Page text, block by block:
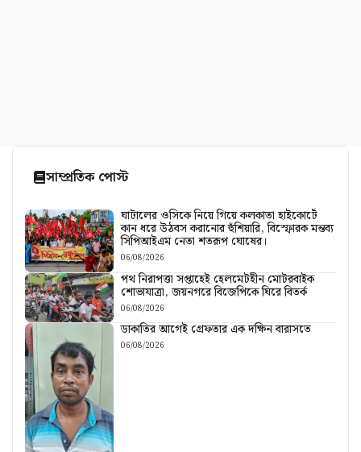
সাম্প্রতিক পোস্ট
ঘাটালের ওসিকে নিয়ে গিয়ে কলকাতা হাইকোর্টে
কান ধরে উঠবস করানোর হুঁশিয়ারি, বিস্ফোরক মন্তব্য
সিপিআইএম নেতা শতরূপ ঘোষের।
06/08/2026
পথ নিরাপত্তা সপ্তাহেই হেলমেটহীন মোটরবাইক
শোভাযাত্রা, জয়নগরে বিজেপিকে ঘিরে বিতর্ক
06/08/2026
ডাকাতির আগেই গ্রেফতার এক দক্ষিন বারাসতে
06/08/2026